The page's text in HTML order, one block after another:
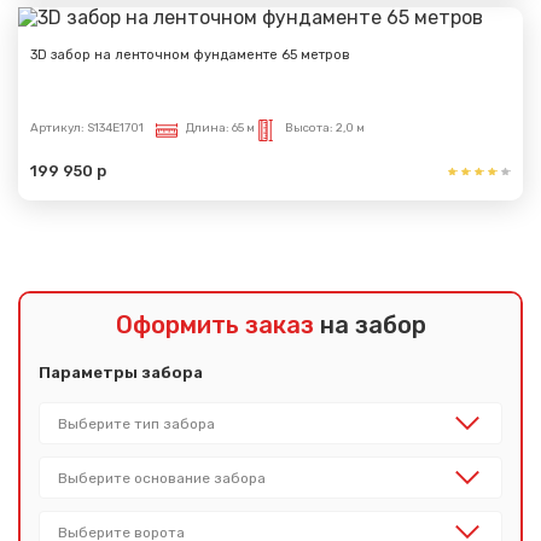
3D забор на ленточном фундаменте 65 метров
Артикул: S134E1701 Длина: 65 м Высота: 2,0 м
199 950 р
Оформить заказ на забор
Параметры забора